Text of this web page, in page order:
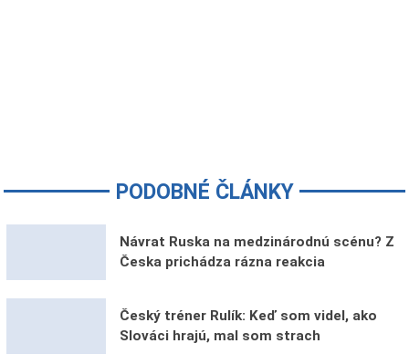
PODOBNÉ ČLÁNKY
Návrat Ruska na medzinárodnú scénu? Z
Česka prichádza rázna reakcia
Český tréner Rulík: Keď som videl, ako
Slováci hrajú, mal som strach